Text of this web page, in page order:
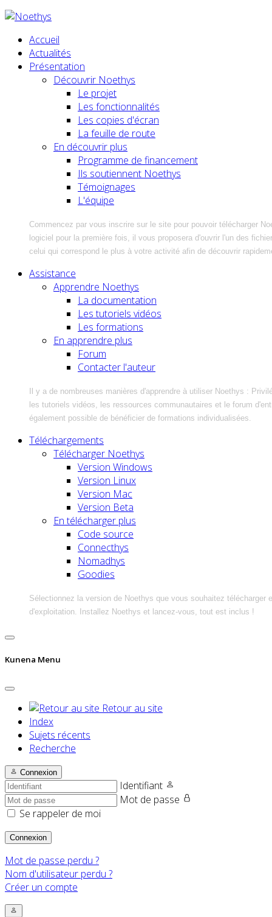
Accueil
Actualités
Présentation
Découvrir Noethys
Le projet
Les fonctionnalités
Les copies d'écran
La feuille de route
En découvrir plus
Programme de financement
Ils soutiennent Noethys
Témoignages
L'équipe
Commencez par vous inscrire sur le site pour pouvoir télécharger
logiciel pour la première fois, il vous proposera d'ouvrir l'un des
celui qui correspond le plus à votre activité afin de découvrir
Assistance
Apprendre Noethys
La documentation
Les tutoriels vidéos
Les formations
En apprendre plus
Forum
Contacter l'auteur
Il y a de nombreuses manières d'apprendre à utiliser Noethys :
les tutoriels vidéos, les ressources communautaires et le forum
également possible de bénéficier de formations individualisées.
Téléchargements
Télécharger Noethys
Version Windows
Version Linux
Version Mac
Version Beta
En télécharger plus
Code source
Connecthys
Nomadhys
Goodies
Sélectionnez la version de Noethys que vous souhaitez télécharger
d'exploitation. Installez Noethys et lancez-vous, tout est inclus !
Kunena Menu
Retour au site
Index
Sujets récents
Recherche
Connexion
Identifiant
Mot de passe
Se rappeler de moi
Connexion
Mot de passe perdu ?
Nom d'utilisateur perdu ?
Créer un compte